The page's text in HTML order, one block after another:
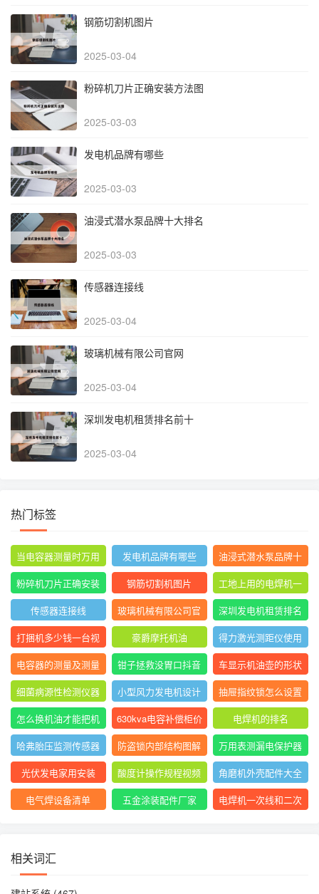
钢筋切割机图片
2025-03-04
粉碎机刀片正确安装方法图
2025-03-03
发电机品牌有哪些
2025-03-03
油浸式潜水泵品牌十大排名
2025-03-03
传感器连接线
2025-03-04
玻璃机械有限公司官网
2025-03-04
深圳发电机租赁排名前十
2025-03-04
热门标签
当电容器测量时万用
表指针摆动后停止不
动
发电机品牌有哪些
油浸式潜水泵品牌十
大排名
粉碎机刀片正确安装
方法图
钢筋切割机图片
工地上用的电焊机一
般是直流还是交流
传感器连接线
玻璃机械有限公司官
网
深圳发电机租赁排名
前十
打捆机多少钱一台视
频
豪爵摩托机油
得力激光测距仪使用
方法
电容器的测量及测量
结果怎么写
钳子拯救没胃口抖音
车显示机油壶的形状
是什么意思
细菌病源性检测仪器
是什么
小型风力发电机设计
与制作
抽屉指纹锁怎么设置
指纹
怎么换机油才能把机
油放干净
630kva电容补偿柜价
格
电焊机的排名
哈弗胎压监测传感器
防盗锁内部结构图解
图片
万用表测漏电保护器
短路怎么回事
光伏发电家用安装 酸度计操作规程视频
角磨机外壳配件大全
电气焊设备清单
五金涂装配件厂家
电焊机一次线和二次
相关词汇